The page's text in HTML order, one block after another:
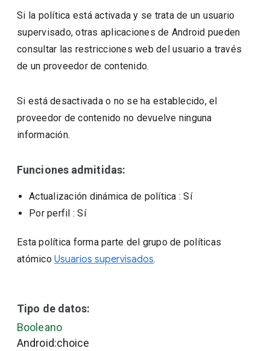
Si la política está activada y se trata de un usuario
supervisado, otras aplicaciones de Android pueden
consultar las restricciones web del usuario a través
de un proveedor de contenido.
Si está desactivada o no se ha establecido, el
proveedor de contenido no devuelve ninguna
información.
Funciones admitidas:
Actualización dinámica de política : Sí
Por perfil : Sí
Esta política forma parte del grupo de políticas
atómicoUsuarios supervisados.
Tipo de datos:
Booleano
Android:choice